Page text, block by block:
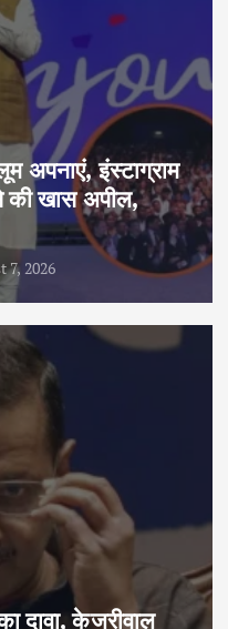
अपनाएं, इंस्टाग्राम
की खास अपील,
7, 2026
दावा, केजरीवाल